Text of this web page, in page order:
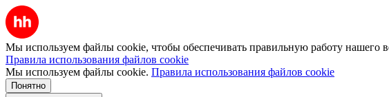
Мы используем файлы cookie, чтобы обеспечивать правильную работу нашего
Правила использования файлов cookie
Мы используем файлы cookie. Правила использования файлов cookie
Понятно